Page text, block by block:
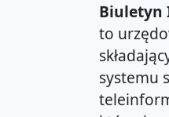
Biuletyn
to
systemu